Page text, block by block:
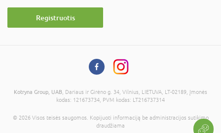
Registruotis
Kotryna Group, UAB , Dariaus ir Girėno g. 34, Vilnius, LIETUVA, LT-02189, Įmonės
kodas: 121673734, PVM kodas: LT216737314
© 2026 Visos teisės saugomos. Kopijuoti informaciją be administracijos sutikimo
draudžiama